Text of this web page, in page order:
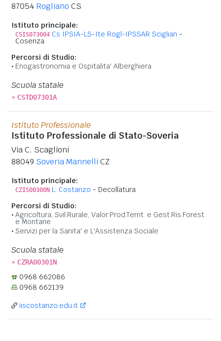
87054 Rogliano CS
Istituto principale:
CSIS073004 Cs IPSIA-LS-Ite Rogl-IPSSAR Sciglian -
Cosenza
Percorsi di Studio:
Enogastronomia e Ospitalita' Alberghiera
Scuola statale
» CSTD07301A
Istituto Professionale
Istituto Professionale di Stato-Soveria
Via C. Scaglioni
88049 Soveria Mannelli CZ
Istituto principale:
CZIS00300N L. Costanzo - Decollatura
Percorsi di Studio:
Agricoltura, Svil.Rurale, Valor.Prod.Territ. e Gest.Ris.Forest.
e Montane
Servizi per la Sanita' e L'Assistenza Sociale
Scuola statale
» CZRA00301N
0968 662086
0968 662139
iiscostanzo.edu.it